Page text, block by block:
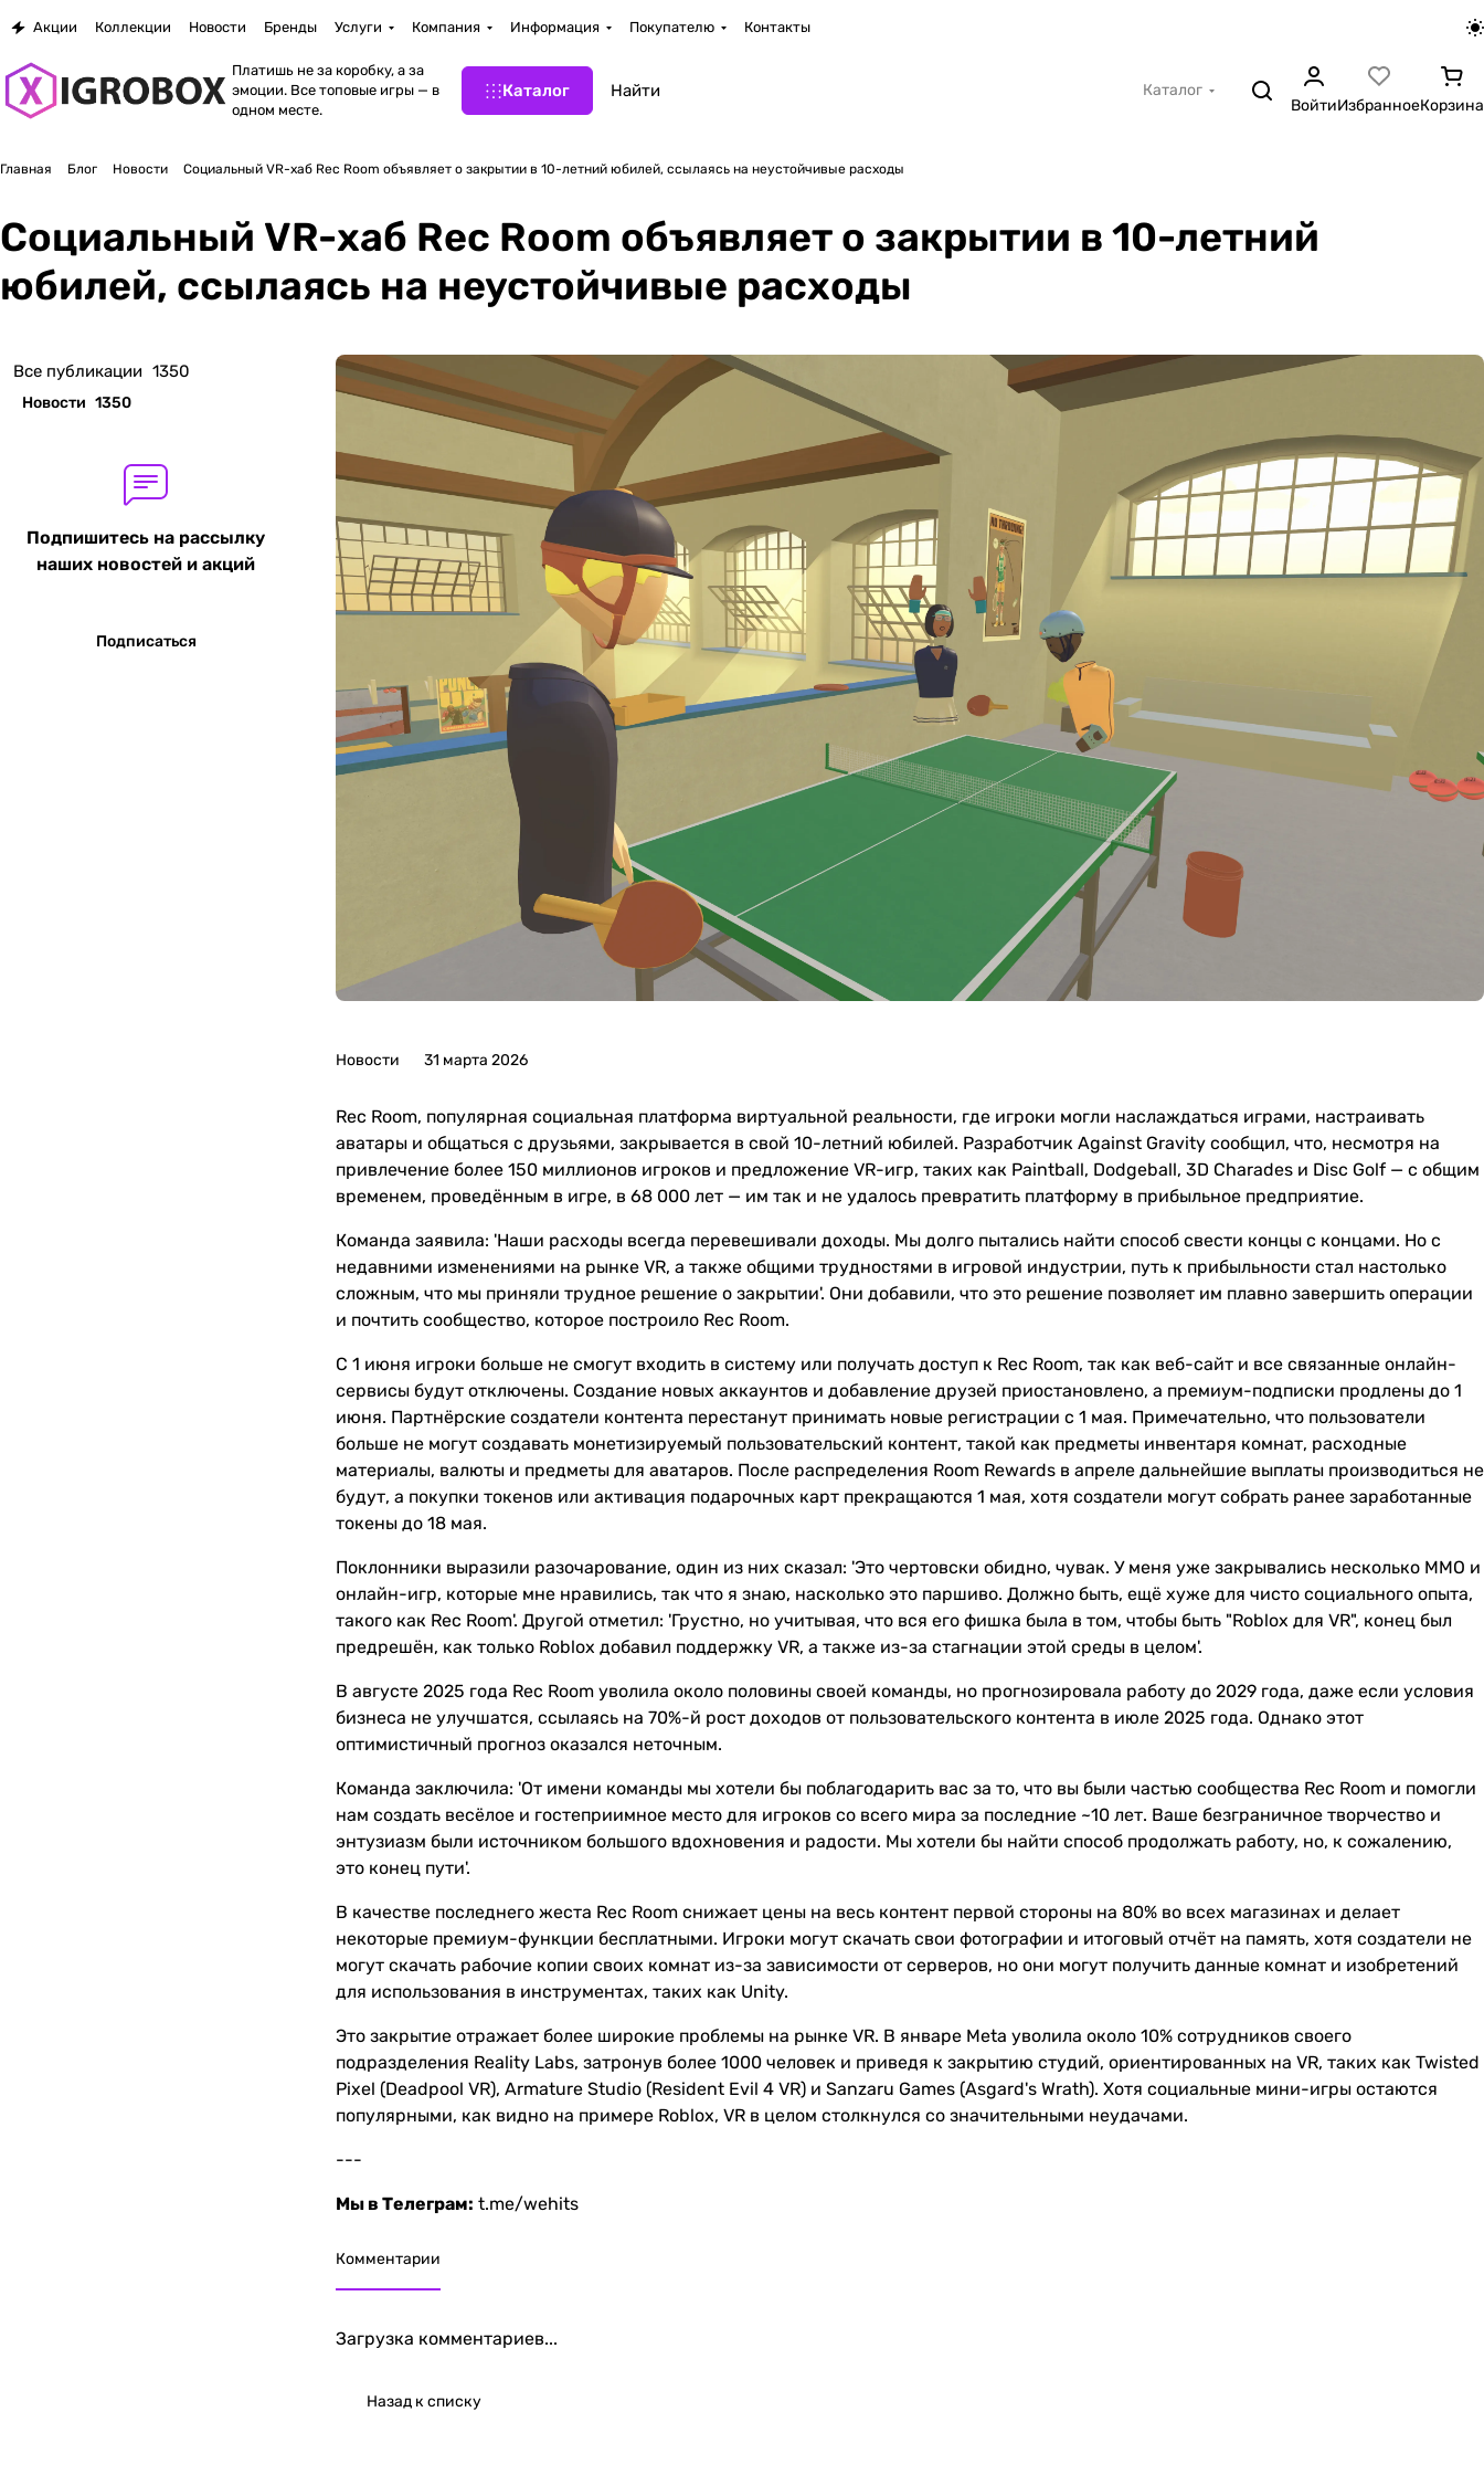
Акции Коллекции Новости Бренды Услуги Компания Информация Покупателю Контакты
Платишь не за коробку, а за
эмоции. Все топовые игры — в
одном месте.
Каталог
Каталог
ВойтиИзбранноеКорзина
Главная Блог Новости Социальный VR-хаб Rec Room объявляет о закрытии в 10-летний юбилей, ссылаясь на неустойчивые расходы
Социальный VR-хаб Rec Room объявляет о закрытии в 10-летний
юбилей, ссылаясь на неустойчивые расходы
Новости 31 марта 2026
Rec Room, популярная социальная платформа виртуальной реальности, где игроки могли наслаждаться играми, настраивать
аватары и общаться с друзьями, закрывается в свой 10-летний юбилей. Разработчик Against Gravity сообщил, что, несмотря на
привлечение более 150 миллионов игроков и предложение VR-игр, таких как Paintball, Dodgeball, 3D Charades и Disc Golf — с общим
временем, проведённым в игре, в 68 000 лет — им так и не удалось превратить платформу в прибыльное предприятие.
Команда заявила: 'Наши расходы всегда перевешивали доходы. Мы долго пытались найти способ свести концы с концами. Но с
недавними изменениями на рынке VR, а также общими трудностями в игровой индустрии, путь к прибыльности стал настолько
сложным, что мы приняли трудное решение о закрытии'. Они добавили, что это решение позволяет им плавно завершить операции
и почтить сообщество, которое построило Rec Room.
С 1 июня игроки больше не смогут входить в систему или получать доступ к Rec Room, так как веб-сайт и все связанные онлайн-
сервисы будут отключены. Создание новых аккаунтов и добавление друзей приостановлено, а премиум-подписки продлены до 1
июня. Партнёрские создатели контента перестанут принимать новые регистрации с 1 мая. Примечательно, что пользователи
больше не могут создавать монетизируемый пользовательский контент, такой как предметы инвентаря комнат, расходные
материалы, валюты и предметы для аватаров. После распределения Room Rewards в апреле дальнейшие выплаты производиться не
будут, а покупки токенов или активация подарочных карт прекращаются 1 мая, хотя создатели могут собрать ранее заработанные
токены до 18 мая.
Поклонники выразили разочарование, один из них сказал: 'Это чертовски обидно, чувак. У меня уже закрывались несколько MMO и
онлайн-игр, которые мне нравились, так что я знаю, насколько это паршиво. Должно быть, ещё хуже для чисто социального опыта,
такого как Rec Room'. Другой отметил: 'Грустно, но учитывая, что вся его фишка была в том, чтобы быть "Roblox для VR", конец был
предрешён, как только Roblox добавил поддержку VR, а также из-за стагнации этой среды в целом'.
В августе 2025 года Rec Room уволила около половины своей команды, но прогнозировала работу до 2029 года, даже если условия
бизнеса не улучшатся, ссылаясь на 70%-й рост доходов от пользовательского контента в июле 2025 года. Однако этот
оптимистичный прогноз оказался неточным.
Команда заключила: 'От имени команды мы хотели бы поблагодарить вас за то, что вы были частью сообщества Rec Room и помогли
нам создать весёлое и гостеприимное место для игроков со всего мира за последние ~10 лет. Ваше безграничное творчество и
энтузиазм были источником большого вдохновения и радости. Мы хотели бы найти способ продолжать работу, но, к сожалению,
это конец пути'.
В качестве последнего жеста Rec Room снижает цены на весь контент первой стороны на 80% во всех магазинах и делает
некоторые премиум-функции бесплатными. Игроки могут скачать свои фотографии и итоговый отчёт на память, хотя создатели не
могут скачать рабочие копии своих комнат из-за зависимости от серверов, но они могут получить данные комнат и изобретений
для использования в инструментах, таких как Unity.
Это закрытие отражает более широкие проблемы на рынке VR. В январе Meta уволила около 10% сотрудников своего
подразделения Reality Labs, затронув более 1000 человек и приведя к закрытию студий, ориентированных на VR, таких как Twisted
Pixel (Deadpool VR), Armature Studio (Resident Evil 4 VR) и Sanzaru Games (Asgard's Wrath). Хотя социальные мини-игры остаются
популярными, как видно на примере Roblox, VR в целом столкнулся со значительными неудачами.
---
Мы в Телеграм: t.me/wehits
Комментарии
Загрузка комментариев...
Назад к списку
Все публикации 1350
Новости 1350
Подпишитесь на рассылку
наших новостей и акций
Подписаться